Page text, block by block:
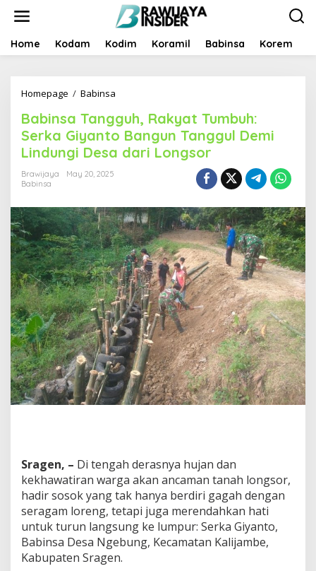
t
Home Kodam Kodim Koramil Babinsa Korem
Homepage / Babinsa
b
i
n
s
n
g
g
u
h
,
R
a
k
y
a
t
T
u
m
b
e
r
k
a
G
i
y
n
Babinsa Tangguh, Rakyat Tumbuh:
Serka Giyanto Bangun Tanggul Demi
Lindungi Desa dari Longsor
Brawijaya
May 20, 2025
Babinsa
Sragen, – Di tengah derasnya hujan dan
kekhawatiran warga akan ancaman tanah longsor,
hadir sosok yang tak hanya berdiri gagah dengan
seragam loreng, tetapi juga merendahkan hati
untuk turun langsung ke lumpur: Serka Giyanto,
Babinsa Desa Ngebung, Kecamatan Kalijambe,
Kabupaten Sragen.